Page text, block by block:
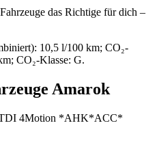
das Richtige für dich –
10,5 l/100 km; CO₂-
CO₂-Klasse: G.
Amarok
TDI 4Motion *AHK*ACC*